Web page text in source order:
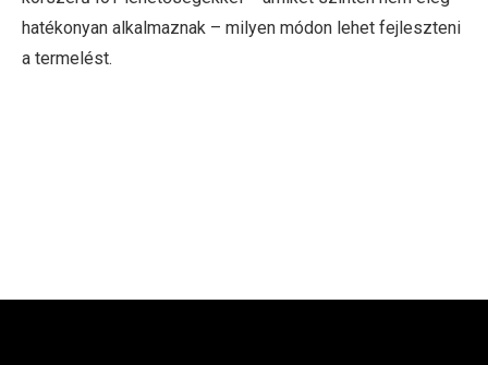
hatékonyan alkalmaznak – milyen módon lehet fejleszteni
a termelést.